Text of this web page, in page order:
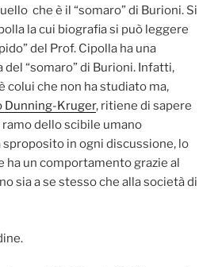
che è il “somaro” di Burioni. Si
la cui biografia si può leggere
del Prof. Cipolla ha una
del “somaro” di Burioni. Infatti,
colui che non ha studiato ma,
Kruger, ritiene di sapere
dello scibile umano
in ogni discussione, lo
ha un comportamento grazie al
sia a se stesso che alla società di